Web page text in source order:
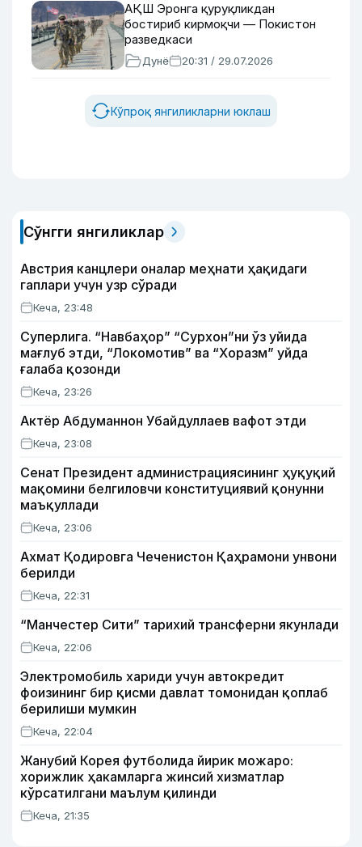
АҚШ Эронга қуруқликдан
бостириб кирмоқчи — Покистон
разведкаси
Дунё 20:31 / 29.07.2026
Кўпроқ янгиликларни юклаш
Сўнгги янгиликлар
Австрия канцлери оналар меҳнати ҳақидаги
гаплари учун узр сўради
Кеча, 23:48
Суперлига. “Навбаҳор” “Сурхон”ни ўз уйида
мағлуб этди, “Локомотив” ва “Хоразм” уйда
ғалаба қозонди
Кеча, 23:26
Актёр Абду­маннон Убайдуллаев вафот этди
Кеча, 23:08
Сенат Президент администрациясининг ҳуқуқий
мақомини белгиловчи конституциявий қонунни
маъқуллади
Кеча, 23:06
Ахмат Қодировга Чеченистон Қаҳрамони унвони
берилди
Кеча, 22:31
“Манчестер Сити” тарихий трансферни якунлади
Кеча, 22:06
Электромобиль хариди учун автокредит
фоизининг бир қисми давлат томонидан қоплаб
берилиши мумкин
Кеча, 22:04
Жанубий Корея футболида йирик можаро:
хорижлик ҳакамларга жинсий хизматлар
кўрсатилгани маълум қилинди
Кеча, 21:35